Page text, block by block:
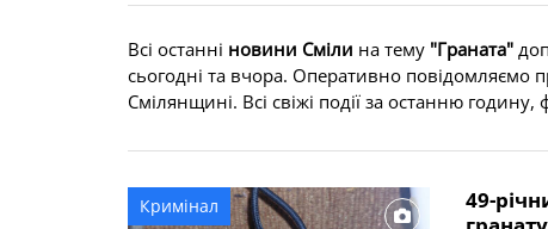
Всі останні новини Сміли на тему "Граната"
сьогодні та вчора. Оперативно повідомляємо
Смілянщині. Всі свіжі події за останню годину,
Кримінал
49-